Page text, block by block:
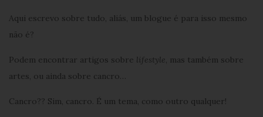
Aqui escrevo sobre tudo, aliás, um blogue é para isso mesmo
não é?
Podem encontrar artigos sobre lifestyle, mas também sobre
artes, ou ainda sobre cancro…
Cancro?? Sim, cancro. É um tema, como outro qualquer!